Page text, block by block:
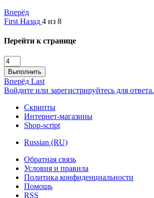
Вперёд
First Назад 4 из 8
Перейти к странице
Выполнить
Вперёд Last
Войдите или зарегистрируйтесь для ответа.
Скрипты
Интернет-магазины
Shop-script
Russian (RU)
Обратная связь
Условия и правила
Политика конфиденциальности
Помощь
RSS